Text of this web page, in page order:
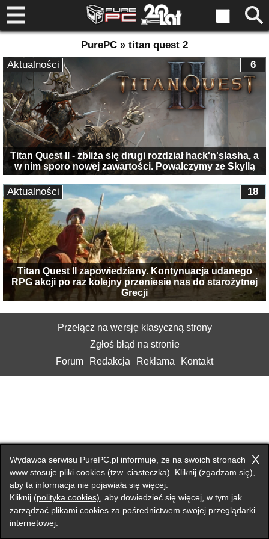
PurePC » titan quest 2
Titan Quest II - zbliża się drugi rozdział hack'n'slasha, a
w nim sporo nowej zawartości. Powalczymy ze Skyllą
6
Aktualności
Titan Quest II zapowiedziany. Kontynuacja udanego
RPG akcji po raz kolejny przeniesie nas do starożytnej
Grecji
18
Aktualności
Przełącz na wersję klasyczną strony
Zgłoś błąd na stronie
Forum
Redakcja Reklama Kontakt
X
Wydawca serwisu PurePC.pl informuje, że na swoich stronach
www stosuje pliki cookies (tzw. ciasteczka). Kliknij (zgadzam się)
aby ta informacja nie pojawiała się więcej.
Kliknij (polityka cookies) , aby dowiedzieć się więcej, w tym jak
zarządzać plikami cookies za pośrednictwem swojej przeglądarki
internetowej.